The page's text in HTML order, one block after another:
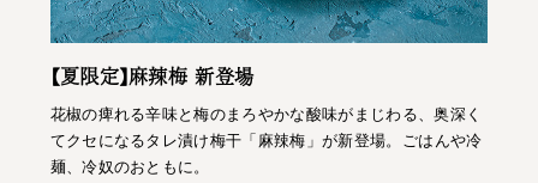
【夏限定】麻辣梅 新登場
花椒の痺れる辛味と梅のまろやかな酸味がまじわる、奥深く
てクセになるタレ漬け梅干「麻辣梅」が新登場。ごはんや冷
麺、冷奴のおともに。